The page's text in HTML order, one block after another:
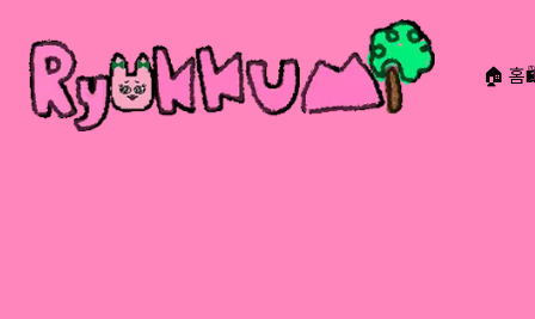
RYOKKUMi 🏠 홈